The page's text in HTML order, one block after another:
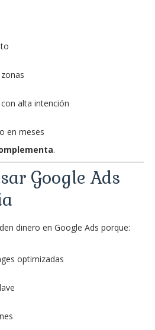
alta intención
en meses
.
Google Ads
dinero en Google Ads porque:
optimizadas